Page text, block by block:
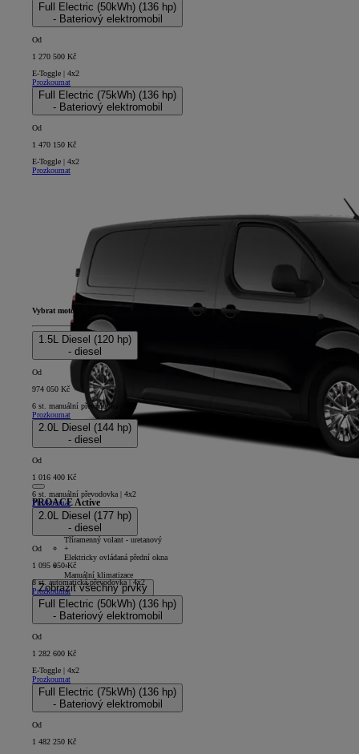
Full Electric (50kWh) (136 hp)
- Bateriový elektromobil
Od
1 270 500 Kč
E-Toggle | 4x2
Prozkoumat
Full Electric (75kWh) (136 hp)
- Bateriový elektromobil
Od
1 470 150 Kč
E-Toggle | 4x2
Prozkoumat
PROACE Active
5D - Panel Van L1
+
Tříramenný volant - uretanový
+
Elektricky ovládaná přední okna
+
Manuální klimatizace
Zobrazit všechny prvky
Vybrat motor
1.5L Diesel (120 hp)
- diesel
Od
974 050 Kč
6 st. manuální převodovka | 4x2
Prozkoumat
2.0L Diesel (144 hp)
- diesel
Od
1 016 400 Kč
6 st. manuální převodovka | 4x2
Prozkoumat
2.0L Diesel (177 hp)
- diesel
Od
1 095 050 Kč
8 st. automatická převodovka | 4x2
Prozkoumat
Full Electric (50kWh) (136 hp)
- Bateriový elektromobil
Od
1 282 600 Kč
E-Toggle | 4x2
Prozkoumat
Full Electric (75kWh) (136 hp)
- Bateriový elektromobil
Od
1 482 250 Kč